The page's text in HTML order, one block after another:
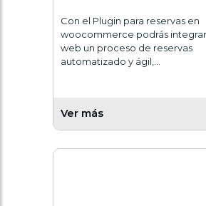
Con el Plugin para reservas en
woocommerce podrás
web un proceso de reservas
automatizado y ágil,…
Ver más